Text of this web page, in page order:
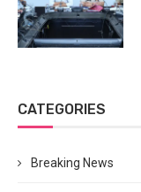
CATEGORIES
Breaking News